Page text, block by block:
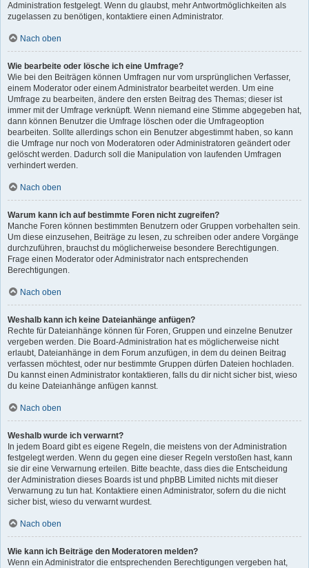
Administration festgelegt. Wenn du glaubst, mehr Antwortmöglichkeiten als
zugelassen zu benötigen, kontaktiere einen Administrator.
Nach oben
Wie bearbeite oder lösche ich eine Umfrage?
Wie bei den Beiträgen können Umfragen nur vom ursprünglichen Verfasser,
einem Moderator oder einem Administrator bearbeitet werden. Um eine
Umfrage zu bearbeiten, ändere den ersten Beitrag des Themas; dieser ist
immer mit der Umfrage verknüpft. Wenn niemand eine Stimme abgegeben hat,
dann können Benutzer die Umfrage löschen oder die Umfrageoption
bearbeiten. Sollte allerdings schon ein Benutzer abgestimmt haben, so kann
die Umfrage nur noch von Moderatoren oder Administratoren geändert oder
gelöscht werden. Dadurch soll die Manipulation von laufenden Umfragen
verhindert werden.
Nach oben
Warum kann ich auf bestimmte Foren nicht zugreifen?
Manche Foren können bestimmten Benutzern oder Gruppen vorbehalten sein.
Um diese einzusehen, Beiträge zu lesen, zu schreiben oder andere Vorgänge
durchzuführen, brauchst du möglicherweise besondere Berechtigungen.
Frage einen Moderator oder Administrator nach entsprechenden
Berechtigungen.
Nach oben
Weshalb kann ich keine Dateianhänge anfügen?
Rechte für Dateianhänge können für Foren, Gruppen und einzelne Benutzer
vergeben werden. Die Board-Administration hat es möglicherweise nicht
erlaubt, Dateianhänge in dem Forum anzufügen, in dem du deinen Beitrag
verfassen möchtest, oder nur bestimmte Gruppen dürfen Dateien hochladen.
Du kannst einen Administrator kontaktieren, falls du dir nicht sicher bist, wieso
du keine Dateianhänge anfügen kannst.
Nach oben
Weshalb wurde ich verwarnt?
In jedem Board gibt es eigene Regeln, die meistens von der Administration
festgelegt werden. Wenn du gegen eine dieser Regeln verstoßen hast, kann
sie dir eine Verwarnung erteilen. Bitte beachte, dass dies die Entscheidung
der Administration dieses Boards ist und phpBB Limited nichts mit dieser
Verwarnung zu tun hat. Kontaktiere einen Administrator, sofern du die nicht
sicher bist, wieso du verwarnt wurdest.
Nach oben
Wie kann ich Beiträge den Moderatoren melden?
Wenn ein Administrator die entsprechenden Berechtigungen vergeben hat,